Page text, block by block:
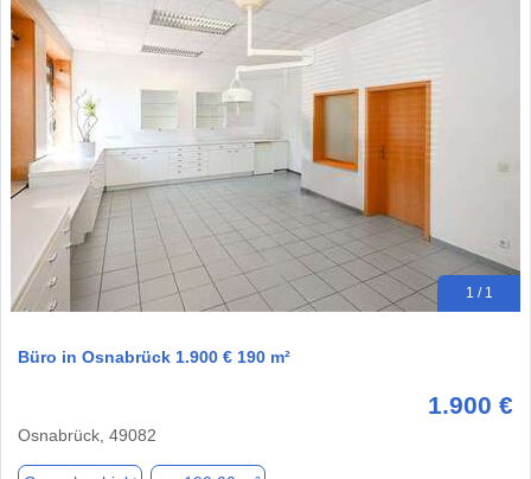
1 / 1
Büro in Osnabrück 1.900 € 190 m²
1.900 €
Osnabrück, 49082